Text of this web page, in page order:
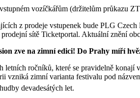
vozíčkářům (držitelům průkazu
z prodeje vstupenek bude PLG
sítě Ticketportal. Aktuální znění
zve na zimníedici! Do Prahy míříhv
letních ročníků, které se pravidelně
vzniká zimní varianta festivalu pod
devadesátých let.